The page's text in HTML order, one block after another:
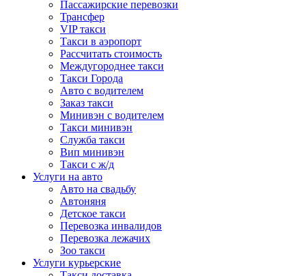
Пассажирские перевозки
Трансфер
VIP такси
Такси в аэропорт
Рассчитать стоимость
Междугороднее такси
Такси Города
Авто с водителем
Заказ такси
Минивэн с водителем
Такси минивэн
Служба такси
Вип минивэн
Такси с ж/д
Услуги на авто
Авто на свадьбу
Автоняня
Детское такси
Перевозка инвалидов
Перевозка лежачих
Зоо такси
Услуги курьерские